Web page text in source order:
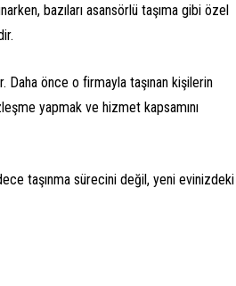
bazıları asansörlü taşıma gibi özel
önce o firmayla taşınan kişilerin
yapmak ve hizmet kapsamını
taşınma sürecini değil, yeni evinizdeki